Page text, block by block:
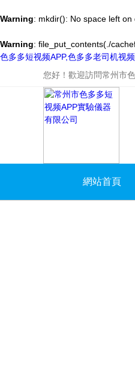
Warning: mkdir(): No space left on
Warning: file_put_contents(./
色多多短视频APP,色多多老司机视
您好！歡迎訪問常州市
網站首頁